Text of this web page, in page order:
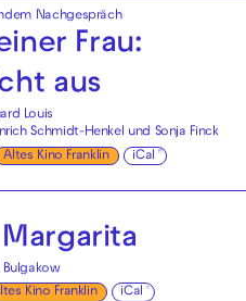
Nachgespräch
Frau:
aus
Louis
Schmidt-Henkel und Sonja Finck
Altes Kino Franklin iCal
Kino Franklin iCal